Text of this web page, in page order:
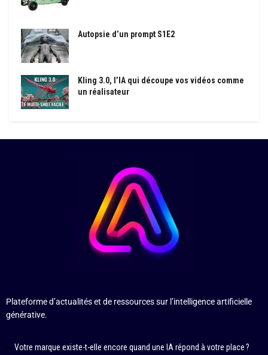
Autopsie d’un prompt S1E2
Kling 3.0, l’IA qui découpe vos vidéos comme
un réalisateur
Plateforme d’actualités et de ressources sur l’intelligence artificielle
générative.
Votre marque existe-t-elle encore quand une IA répond à votre place ?